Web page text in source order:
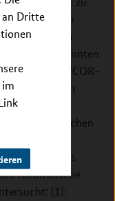
an Dritte
Methoden zur
und Patienten
der sogenannten
setzt der PCOR-
nationalen
systematischen
von PROs
indem es
medizinische
(1):